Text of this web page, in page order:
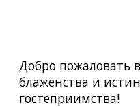
Добро пожаловать
блаженства и
гостеприимства!